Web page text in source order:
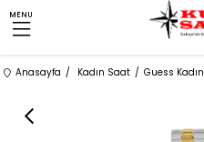
MENU
Anasayfa Kadın Saat Guess Kadın